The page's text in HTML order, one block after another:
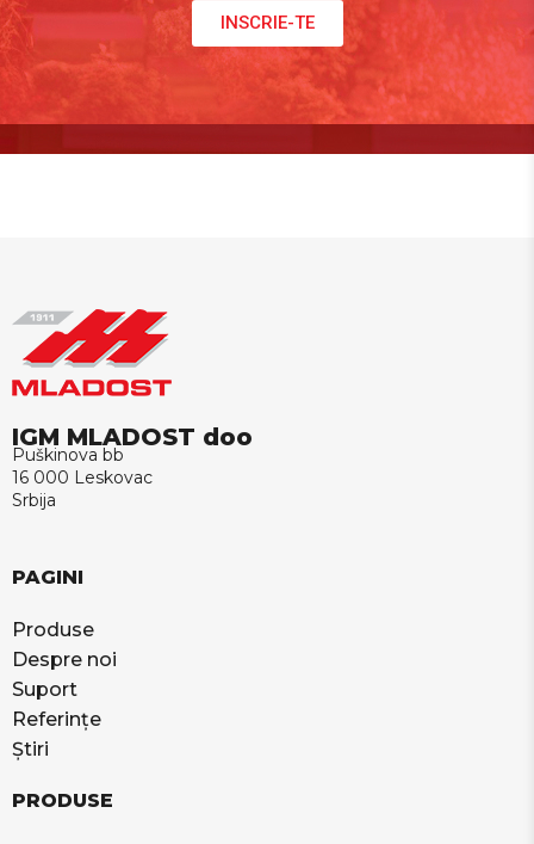
INSCRIE-TE
IGM MLADOST doo
Puškinova bb
16 000 Leskovac
Srbija
PAGINI
Produse
Despre noi
Suport
Referințe
Știri
PRODUSE